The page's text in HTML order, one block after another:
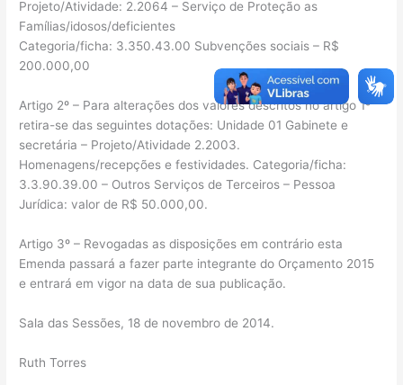
Projeto/Atividade: 2.2064 – Serviço de Proteção as
Famílias/idosos/deficientes
Categoria/ficha: 3.350.43.00 Subvenções sociais – R$
200.000,00
Artigo 2º – Para alterações dos valores descritos no artigo 1º
retira-se das seguintes dotações: Unidade 01 Gabinete e
secretária – Projeto/Atividade 2.2003.
Homenagens/recepções e festividades. Categoria/ficha:
3.3.90.39.00 – Outros Serviços de Terceiros – Pessoa
Jurídica: valor de R$ 50.000,00.
Artigo 3º – Revogadas as disposições em contrário esta
Emenda passará a fazer parte integrante do Orçamento 2015
e entrará em vigor na data de sua publicação.
Sala das Sessões, 18 de novembro de 2014.
Ruth Torres